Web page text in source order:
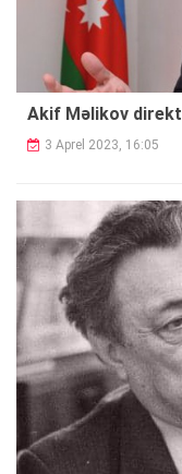
Akif Məlikov
3 Aprel 2023, 16:05